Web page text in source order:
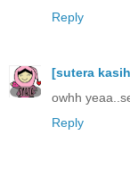
Reply
[sutera
owhh
Reply